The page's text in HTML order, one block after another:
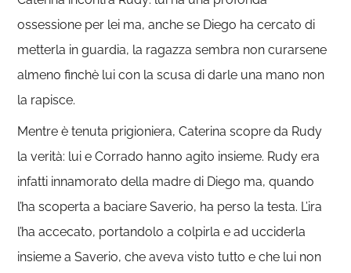
ossessione per lei ma, anche se Diego ha cercato di
metterla in guardia, la ragazza sembra non curarsene
almeno finchè lui con la scusa di darle una mano non
la rapisce.
Mentre è tenuta prigioniera, Caterina scopre da Rudy
la verità: lui e Corrado hanno agito insieme. Rudy era
infatti innamorato della madre di Diego ma, quando
l’ha scoperta a baciare Saverio, ha perso la testa. L’ira
l’ha accecato, portandolo a colpirla e ad ucciderla
insieme a Saverio, che aveva visto tutto e che lui non